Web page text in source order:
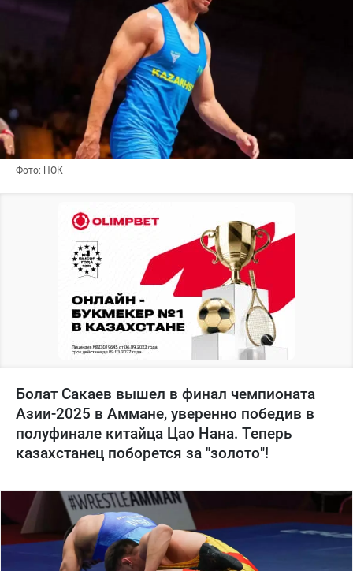
Фото: НОК
Болат Сакаев вышел в финал чемпионата
Азии-2025 в Аммане, уверенно победив в
полуфинале китайца Цао Нана. Теперь
казахстанец поборется за "золото"!